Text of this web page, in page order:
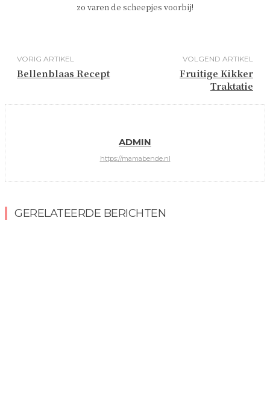
zo varen de scheepjes voorbij!
VORIG ARTIKEL
Bellenblaas Recept
VOLGEND ARTIKEL
Fruitige Kikker
Traktatie
ADMIN
https://mamabende.nl
GERELATEERDE BERICHTEN